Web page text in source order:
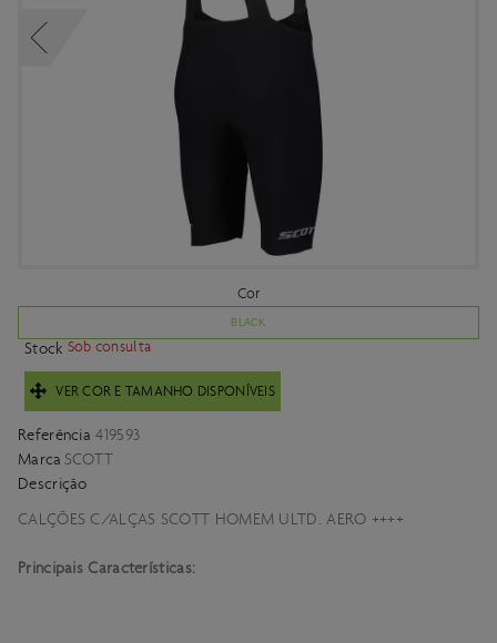
Cor
BLACK
Stock Sob consulta
VER COR E TAMANHO DISPONÍVEIS
Referência 419593
Marca SCOTT
Descrição
CALÇÕES C/ALÇAS SCOTT HOMEM ULTD. AERO ++++
Principais Características: